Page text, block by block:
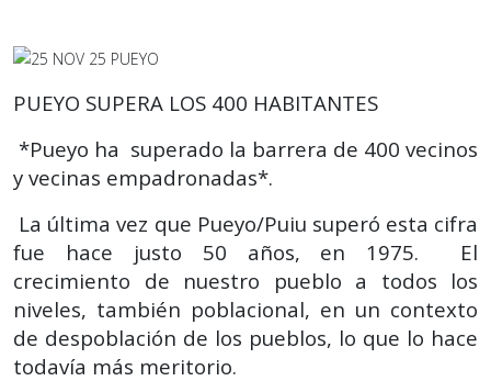
PUEYO SUPERA LOS 400 HABITANTES
*Pueyo ha superado la barrera de 400 vecinos
y vecinas empadronadas*.
La última vez que Pueyo/Puiu superó esta cifra
fue hace justo 50 años, en 1975. El
crecimiento de nuestro pueblo a todos los
niveles, también poblacional, en un contexto
de despoblación de los pueblos, lo que lo hace
todavía más meritorio.